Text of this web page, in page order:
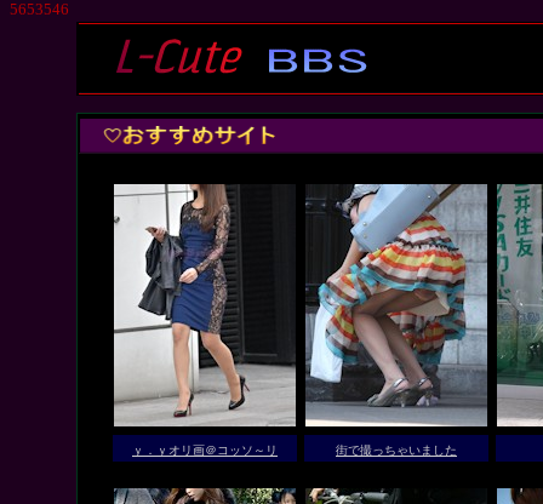
5653546